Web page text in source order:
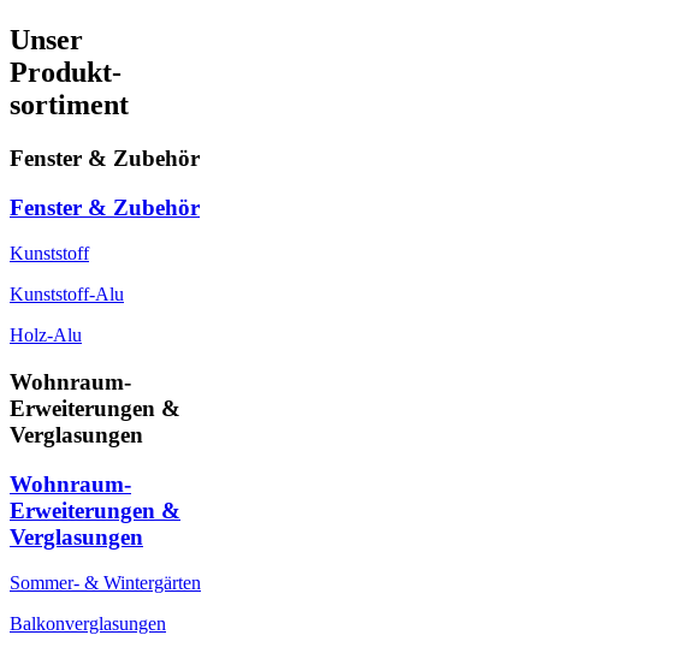
Unser
Produkt-
sortiment
Fenster & Zubehör
Fenster & Zubehör
Kunststoff
Kunststoff-Alu
Holz-Alu
Wohnraum-
Erweiterungen &
Verglasungen
Wohnraum-
Erweiterungen &
Verglasungen
Sommer- & Wintergärten
Balkonverglasungen